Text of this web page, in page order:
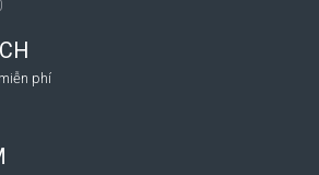
phí